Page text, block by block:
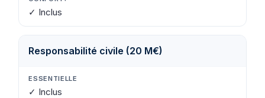
✓ Inclus
Responsabilité civile (20 M€)
✓ Inclus